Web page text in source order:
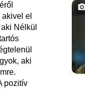
el
Nélkül
aki
pozitív